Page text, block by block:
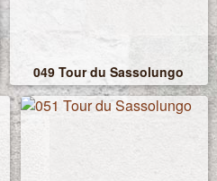
049 Tour du Sassolungo